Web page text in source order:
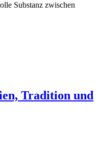
Substanz zwischen
Tradition und